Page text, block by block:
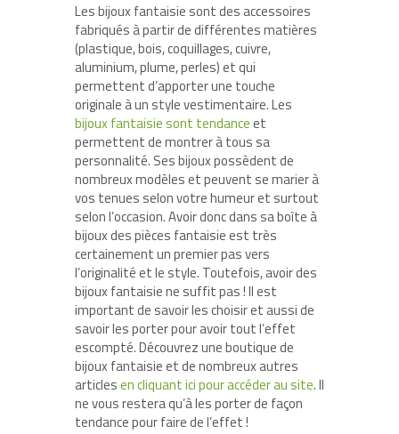
Les bijoux fantaisie sont des accessoires
fabriqués à partir de différentes matières
(plastique, bois, coquillages, cuivre,
aluminium, plume, perles) et qui
permettent d’apporter une touche
originale à un style vestimentaire. Les
bijoux fantaisie sont tendanceet
permettent de montrer à tous sa
personnalité. Ses bijoux possèdent de
nombreux modèles et peuvent se marier à
vos tenues selon votre humeur et surtout
selon l’occasion. Avoir donc dans sa boîte à
bijoux des pièces fantaisie est très
certainement un premier pas vers
l’originalité et le style. Toutefois, avoir des
bijoux fantaisie ne suffit pas ! Il est
important de savoir les choisir et aussi de
savoir les porter pour avoir tout l’effet
escompté. Découvrez une boutique de
bijoux fantaisie et de nombreux autres
articlesen cliquant ici pour accéder au site. Il
ne vous restera qu’à les porter de façon
tendance pour faire de l’effet !